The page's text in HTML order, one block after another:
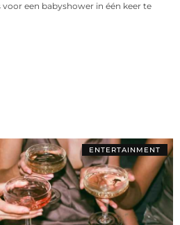
een babyshower in één keer te
ENTERTAINMENT